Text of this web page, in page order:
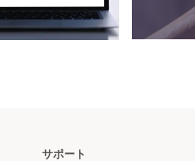
サポート